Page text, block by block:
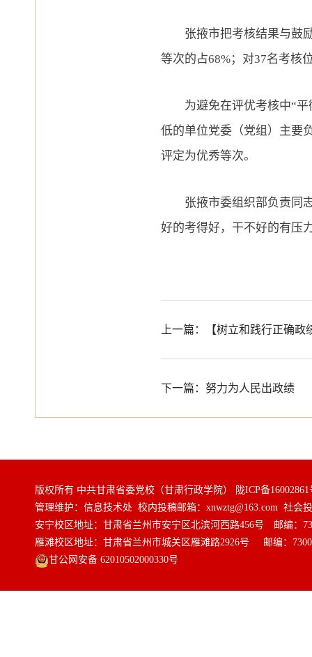
张掖市把考核结果与鼓励
等次的占68%；对37名考核
为避免在评优考核中“平
低的单位党委（党组）主要
评定为优秀等次。
张掖市委组织部负责同
好的考得好，干不好的有压
上一篇：【树立和践行正确
下一篇：努力为人民出政绩
版权所有 中共甘肃省委党校（甘肃行政学院）
陇ICP备
管理维护：信息技术处 校内投稿邮箱：xnwztg@163.com 社会投
安宁校区地址：甘肃省兰州市安宁区北滨河西路456号 邮编：
雁滩校区地址：甘肃省兰州市城关区雁滩路2926号 邮编：
甘公网安备 62010502000330号